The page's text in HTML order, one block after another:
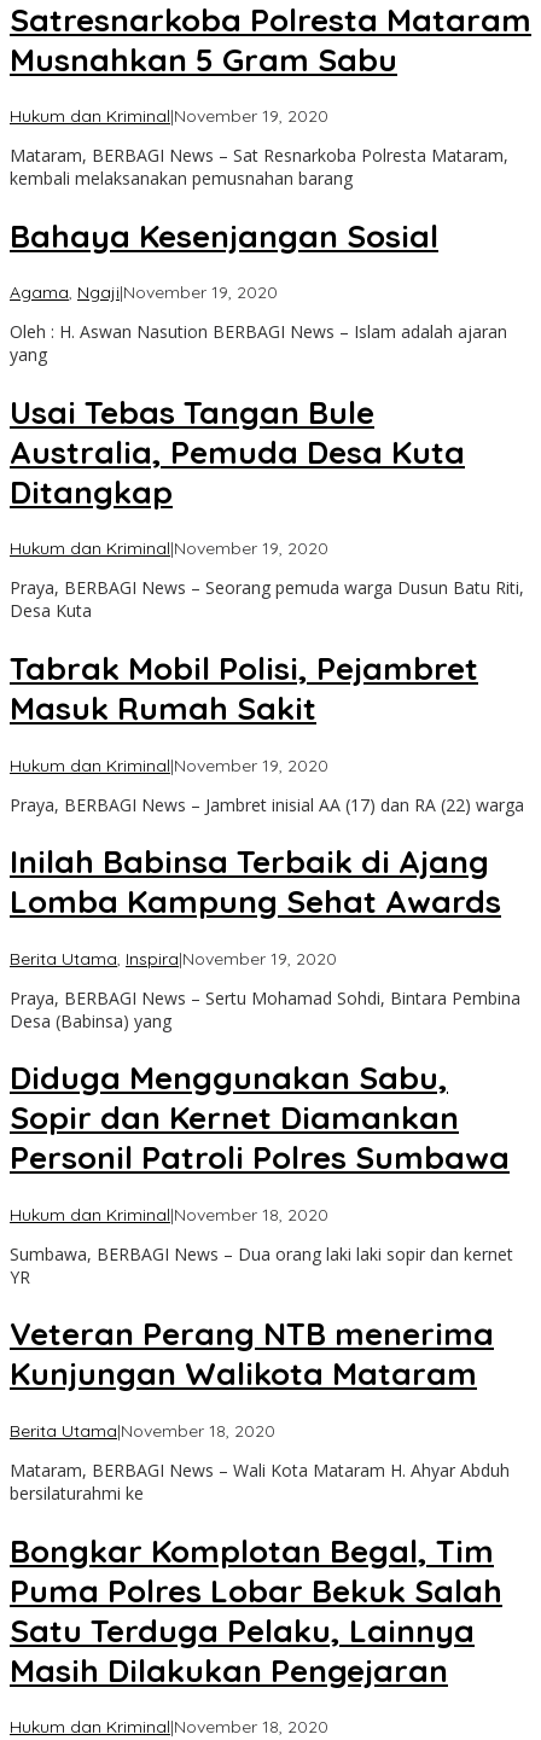
Satresnarkoba Polresta Mataram
Musnahkan 5 Gram Sabu
Hukum dan Kriminal|November 19, 2020
Mataram, BERBAGI News – Sat Resnarkoba Polresta Mataram,
kembali melaksanakan pemusnahan barang
Bahaya Kesenjangan Sosial
Agama, Ngaji|November 19, 2020
Oleh : H. Aswan Nasution BERBAGI News – Islam adalah ajaran
yang
Usai Tebas Tangan Bule
Australia, Pemuda Desa Kuta
Ditangkap
Hukum dan Kriminal|November 19, 2020
Praya, BERBAGI News – Seorang pemuda warga Dusun Batu Riti,
Desa Kuta
Tabrak Mobil Polisi, Pejambret
Masuk Rumah Sakit
Hukum dan Kriminal|November 19, 2020
Praya, BERBAGI News – Jambret inisial AA (17) dan RA (22) warga
Inilah Babinsa Terbaik di Ajang
Lomba Kampung Sehat Awards
Berita Utama, Inspira|November 19, 2020
Praya, BERBAGI News – Sertu Mohamad Sohdi, Bintara Pembina
Desa (Babinsa) yang
Diduga Menggunakan Sabu,
Sopir dan Kernet Diamankan
Personil Patroli Polres Sumbawa
Hukum dan Kriminal|November 18, 2020
Sumbawa, BERBAGI News – Dua orang laki laki sopir dan kernet
YR
Veteran Perang NTB menerima
Kunjungan Walikota Mataram
Berita Utama|November 18, 2020
Mataram, BERBAGI News – Wali Kota Mataram H. Ahyar Abduh
bersilaturahmi ke
Bongkar Komplotan Begal, Tim
Puma Polres Lobar Bekuk Salah
Satu Terduga Pelaku, Lainnya
Masih Dilakukan Pengejaran
Hukum dan Kriminal|November 18, 2020